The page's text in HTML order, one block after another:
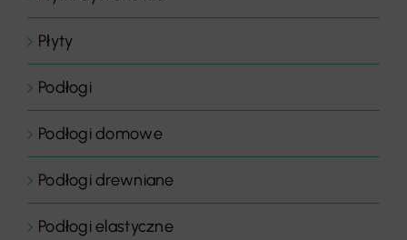
Płyty
Podłogi
Podłogi domowe
Podłogi drewniane
Podłogi elastyczne